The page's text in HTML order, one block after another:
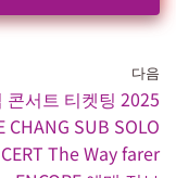
다음
콘서트 티켓팅 2025
CHANG SUB SOLO
The Way farer